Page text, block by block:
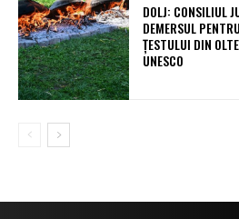
DOLJ: CONSILIUL
DEMERSUL
ȚESTULUI DIN
UNESCO